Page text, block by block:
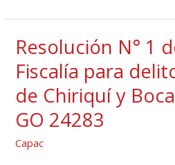
Resolución
145
de
2004
Solicitar
concesiones
de
Resolución N° 1
Fiscalía para
de Chiriquí y
GO 24283
Capac
Resolución
N°
1
de
2001
Fiscalía